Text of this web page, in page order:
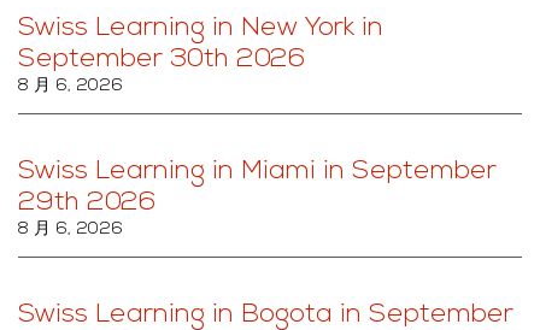
Swiss Learning in New York in
September 30th 2026
8 月 6, 2026
Swiss Learning in Miami in September
29th 2026
8 月 6, 2026
Swiss Learning in Bogota in September